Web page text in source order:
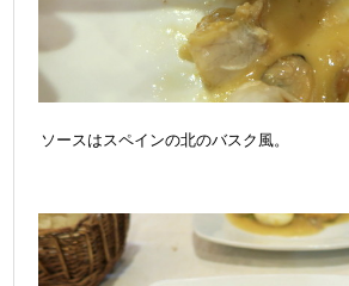
ソースはスペインの北のバスク風。